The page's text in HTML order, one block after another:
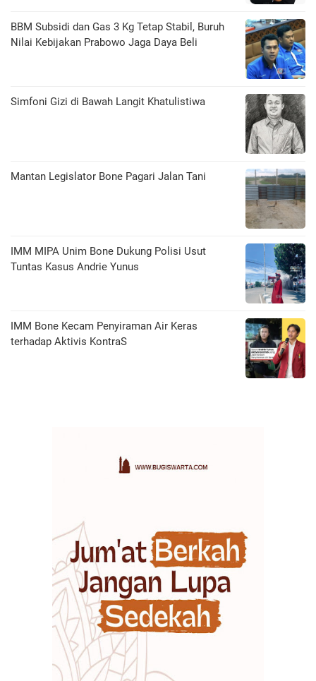
BBM Subsidi dan Gas 3 Kg Tetap Stabil, Buruh
Nilai Kebijakan Prabowo Jaga Daya Beli
​Simfoni Gizi di Bawah Langit Khatulistiwa
Mantan Legislator Bone Pagari Jalan Tani
IMM MIPA Unim Bone Dukung Polisi Usut
Tuntas Kasus Andrie Yunus
IMM Bone Kecam Penyiraman Air Keras
terhadap Aktivis KontraS